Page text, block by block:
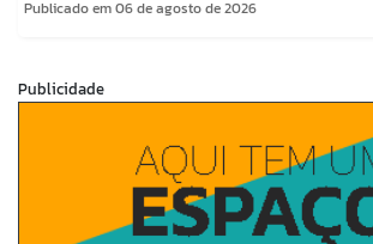
Publicado em 06 de agosto de 2026
Publicidade